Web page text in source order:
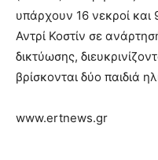
υπάρχουν 16 νεκροί και
Αντρί Κοστίν σε
δικτύωσης,
βρίσκονται δύο παιδιά
www.ertnews.gr